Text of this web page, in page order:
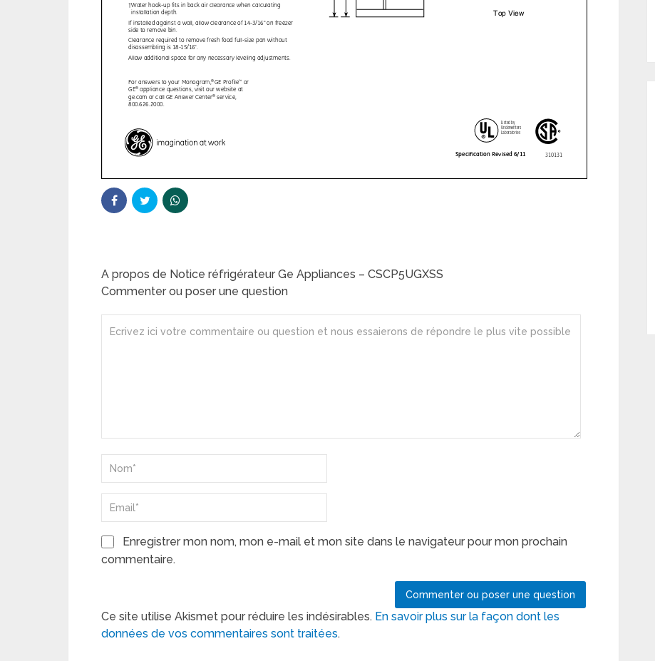
A propos de Notice réfrigérateur Ge Appliances – CSCP5UGXSS
Commenter ou poser une question
Enregistrer mon nom, mon e-mail et mon site dans le navigateur pour mon prochain
commentaire.
Ce site utilise Akismet pour réduire les indésirables. En savoir plus sur la façon dont les
données de vos commentaires sont traitées.